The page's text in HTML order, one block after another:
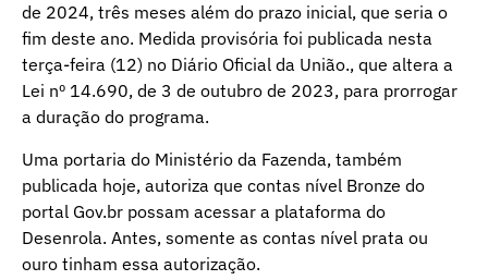
de 2024, três meses além do prazo inicial, que seria o
fim deste ano. Medida provisória foi publicada nesta
terça-feira (12) no Diário Oficial da União., que altera a
Lei nº 14.690, de 3 de outubro de 2023, para prorrogar
a duração do programa.
Uma portaria do Ministério da Fazenda, também
publicada hoje, autoriza que contas nível Bronze do
portal Gov.br possam acessar a plataforma do
Desenrola. Antes, somente as contas nível prata ou
ouro tinham essa autorização.